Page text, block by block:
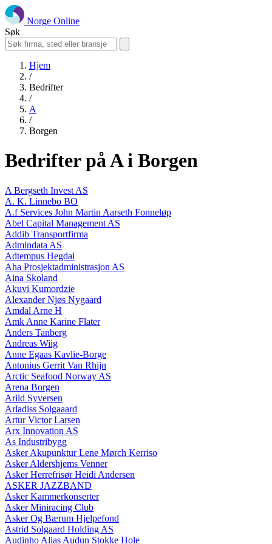
Norge Online
Søk
Hjem
/
Bedrifter
/
A
/
Borgen
Bedrifter på A i Borgen
A Bergseth Invest AS
A. K. Linnebo BO
A.f Services John Martin Aarseth Fonneløp
Abel Capital Management AS
Addib Transportfirma
Admindata AS
Adtempus Hegdal
Aha Prosjektadministrasjon AS
Aina Skoland
Akuvi Kumordzie
Alexander Njøs Nygaard
Amdal Arne H
Amk Anne Karine Flater
Anders Tanberg
Andreas Wiig
Anne Egaas Kavlie-Borge
Antonius Gerrit Van Rhijn
Arctic Seafood Norway AS
Arena Borgen
Arild Syversen
Arladiss Solgaaard
Artur Victor Larsen
Arx Innovation AS
As Industribygg
Asker Akupunktur Lene Mørch Kerriso
Asker Aldershjems Venner
Asker Herrefrisør Heidi Andersen
ASKER JAZZBAND
Asker Kammerkonserter
Asker Miniracing Club
Asker Og Bærum Hjelpefond
Astrid Solgaard Holding AS
Audinho Alias Audun Stokke Hole